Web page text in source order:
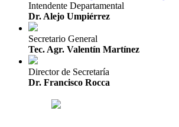
Intendente Departamental
Dr. Alejo Umpiérrez
Secretario General
Tec. Agr. Valentín Martínez
Director de Secretaría
Dr. Francisco Rocca